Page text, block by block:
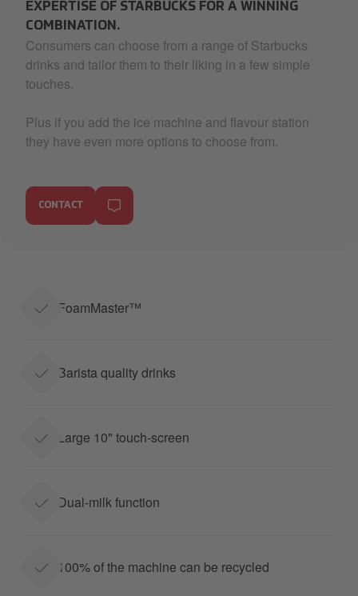
EXPERTISE OF STARBUCKS FOR A WINNING
COMBINATION.
Consumers can choose from a range of Starbucks
drinks and tailor them to their liking in a few simple
touches.
Plus if you add the ice machine and flavour station
they have even more options to choose from.
CONTACT
FoamMaster™
Barista quality drinks
Large 10" touch-screen
Dual-milk function
100% of the machine can be recycled